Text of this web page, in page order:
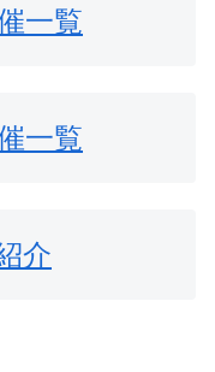
一覧
一覧
介